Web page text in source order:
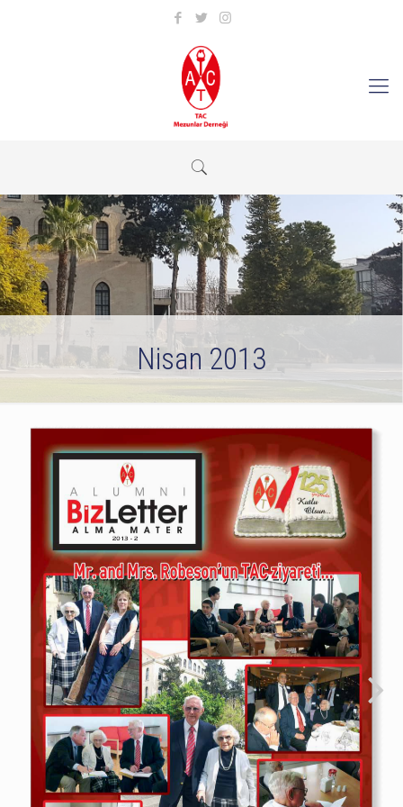
Nisan 2013